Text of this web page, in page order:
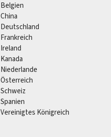
Belgien
China
Deutschland
Frankreich
Ireland
Kanada
Niederlande
Österreich
Schweiz
Spanien
Vereinigtes Königreich